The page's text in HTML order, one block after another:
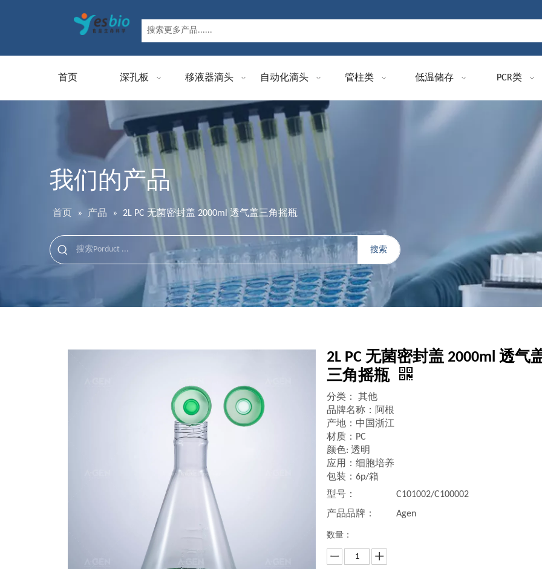
首页 深孔板 移液器滴头 自动化滴头 管柱类 低温储存 PCR类
我们的产品
首页 » 产品 » 2L PC 无菌密封盖 2000ml 透气盖三角摇瓶
搜索
2L PC 无菌密封盖 2000ml 透气
三角摇瓶
分类： 其他
品牌名称：阿根
产地：中国浙江
材质：PC
颜色: 透明
应用：细胞培养
包装：6p/箱
型号：
C101002/C100002
产品品牌：
Agen
数量：